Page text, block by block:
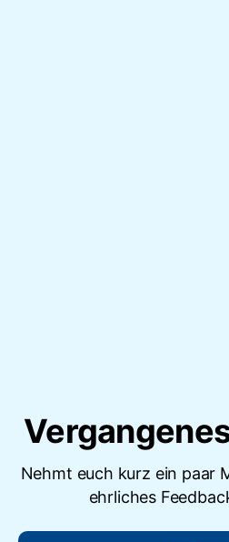
Nehmt euch kurz ein paar
ehrliches